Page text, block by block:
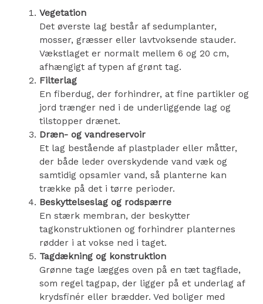
Vegetation
Det øverste lag består af sedumplanter,
mosser, græsser eller lavtvoksende stauder.
Vækstlaget er normalt mellem 6 og 20 cm,
afhængigt af typen af grønt tag.
Filterlag
En fiberdug, der forhindrer, at fine partikler og
jord trænger ned i de underliggende lag og
tilstopper drænet.
Dræn- og vandreservoir
Et lag bestående af plastplader eller måtter,
der både leder overskydende vand væk og
samtidig opsamler vand, så planterne kan
trække på det i tørre perioder.
Beskyttelseslag og rodspærre
En stærk membran, der beskytter
tagkonstruktionen og forhindrer planternes
rødder i at vokse ned i taget.
Tagdækning og konstruktion
Grønne tage lægges oven på en tæt tagflade,
som regel tagpap, der ligger på et underlag af
krydsfinér eller brædder. Ved boliger med